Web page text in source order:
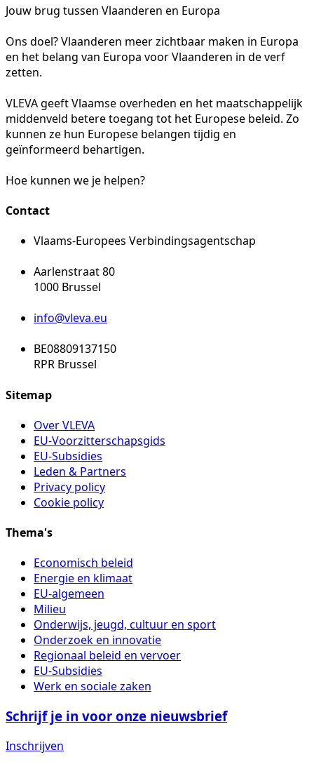
Jouw brug tussen Vlaanderen en Europa
Ons doel? Vlaanderen meer zichtbaar maken in Europa
en het belang van Europa voor Vlaanderen in de verf
zetten.
VLEVA geeft Vlaamse overheden en het maatschappelijk
middenveld betere toegang tot het Europese beleid. Zo
kunnen ze hun Europese belangen tijdig en
geïnformeerd behartigen.
Hoe kunnen we je helpen?
Contact
Vlaams-Europees Verbindingsagentschap
Aarlenstraat 80
1000 Brussel
info@vleva.eu
BE08809137150
RPR Brussel
Sitemap
Over VLEVA
EU-Voorzitterschapsgids
EU-Subsidies
Leden & Partners
Privacy policy
Cookie policy
Thema's
Economisch beleid
Energie en klimaat
EU-algemeen
Milieu
Onderwijs, jeugd, cultuur en sport
Onderzoek en innovatie
Regionaal beleid en vervoer
EU-Subsidies
Werk en sociale zaken
Schrijf je in voor onze nieuwsbrief
Inschrijven